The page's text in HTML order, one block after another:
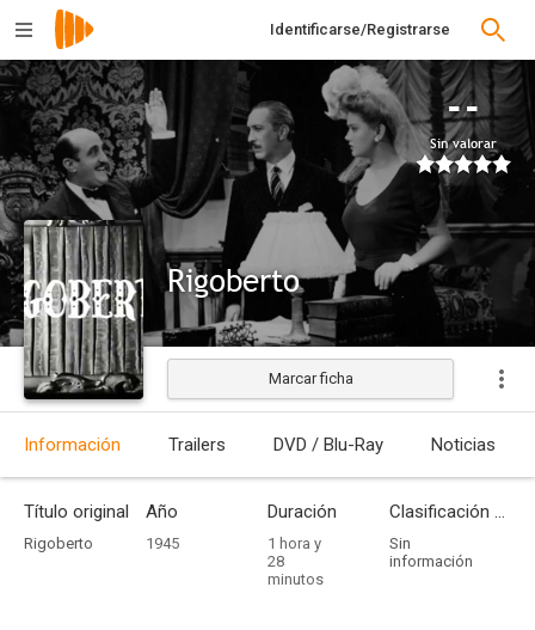
Identificarse/Registrarse
--
Sin valorar
Rigoberto
Estrenada
Marcar ficha
Información Trailers DVD / Blu-Ray Noticias
Título original
Rigoberto
Año
1945
Duración
1 hora y
28
minutos
Clasificación por edades
Sin
información